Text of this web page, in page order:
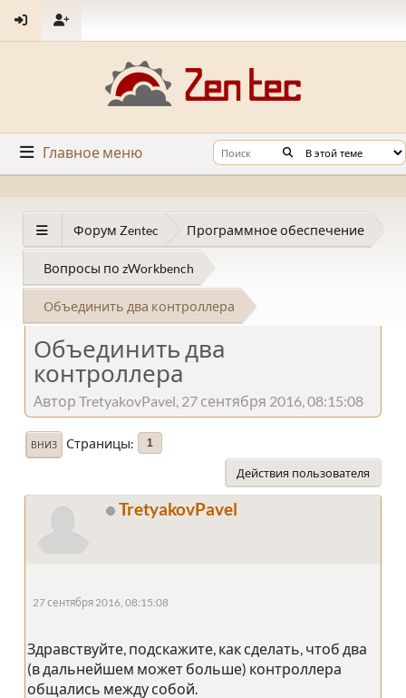
Главное меню
Форум Zentec Программное обеспечение
Вопросы по zWorkbench
Объединить два контроллера
Объединить два
контроллера
Автор TretyakovPavel, 27 сентября 2016, 08:15:08
ВНИЗ Страницы 1
Действия пользователя
TretyakovPavel
27 сентября 2016, 08:15:08
Здравствуйте, подскажите, как сделать, чтоб два
(в дальнейшем может больше) контроллера
общались между собой.